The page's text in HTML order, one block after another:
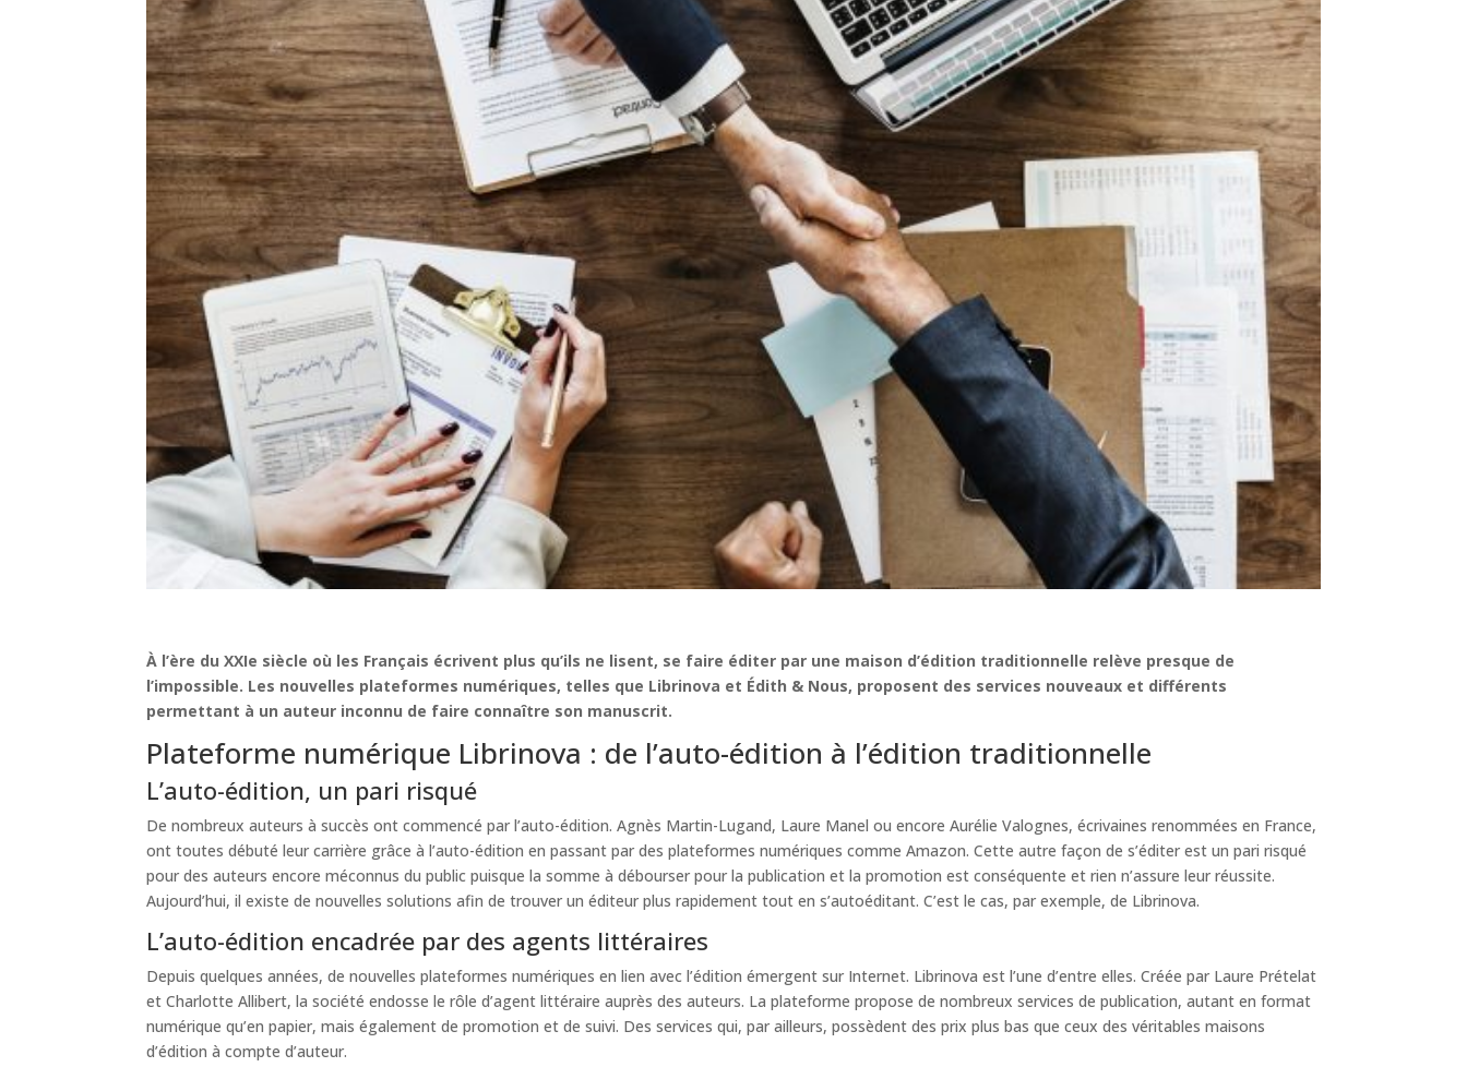
À l’ère du XXIe siècle où les Français écrivent plus qu’ils ne lisent, se faire éditer par une maison d’édition traditionnelle relève presque de
l’impossible. Les nouvelles plateformes numériques, telles que Librinova et Édith & Nous, proposent des services nouveaux et différents
permettant à un auteur inconnu de faire connaître son manuscrit.
Plateforme numérique Librinova : de l’auto-édition à l’édition traditionnelle
L’auto-édition, un pari risqué
De nombreux auteurs à succès ont commencé par l’auto-édition. Agnès Martin-Lugand, Laure Manel ou encore Aurélie Valognes, écrivaines renommées en France,
ont toutes débuté leur carrière grâce à l’auto-édition en passant par des plateformes numériques comme Amazon. Cette autre façon de s’éditer est un pari risqué
pour des auteurs encore méconnus du public puisque la somme à débourser pour la publication et la promotion est conséquente et rien n’assure leur réussite.
Aujourd’hui, il existe de nouvelles solutions afin de trouver un éditeur plus rapidement tout en s’autoéditant. C’est le cas, par exemple, de Librinova.
L’auto-édition encadrée par des agents littéraires
Depuis quelques années, de nouvelles plateformes numériques en lien avec l’édition émergent sur Internet. Librinova est l’une d’entre elles. Créée par Laure Prételat
et Charlotte Allibert, la société endosse le rôle d’agent littéraire auprès des auteurs. La plateforme propose de nombreux services de publication, autant en format
numérique qu’en papier, mais également de promotion et de suivi. Des services qui, par ailleurs, possèdent des prix plus bas que ceux des véritables maisons
d’édition à compte d’auteur.